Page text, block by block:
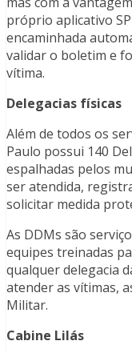
próprio aplicativo
encaminhada
validar o boletim e
vítima.
Delegacias físicas
Além de todos os
Paulo possui 140
espalhadas pelos
ser atendida,
solicitar medida
As DDMs são
equipes treinadas
qualquer delegacia
atender as vítimas,
Militar.
Cabine Lilás